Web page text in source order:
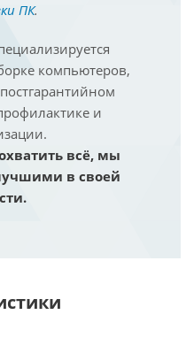
ПК.
компьютеров,
и
всё, мы
в своей